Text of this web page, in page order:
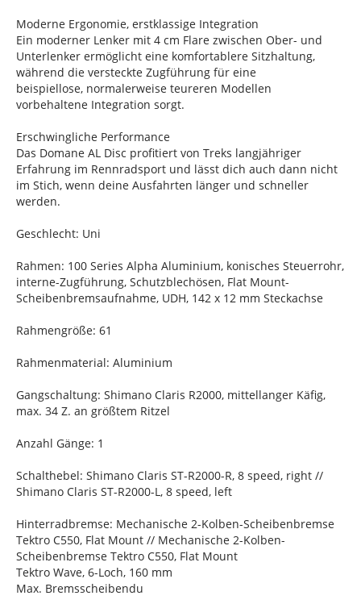
Moderne Ergonomie, erstklassige Integration
Ein moderner Lenker mit 4 cm Flare zwischen Ober- und
Unterlenker ermöglicht eine komfortablere Sitzhaltung,
während die versteckte Zugführung für eine
beispiellose, normalerweise teureren Modellen
vorbehaltene Integration sorgt.
Erschwingliche Performance
Das Domane AL Disc profitiert von Treks langjähriger
Erfahrung im Rennradsport und lässt dich auch dann nicht
im Stich, wenn deine Ausfahrten länger und schneller
werden.
Geschlecht: Uni
Rahmen: 100 Series Alpha Aluminium, konisches Steuerrohr,
interne-Zugführung, Schutzblechösen, Flat Mount-
Scheibenbremsaufnahme, UDH, 142 x 12 mm Steckachse
Rahmengröße: 61
Rahmenmaterial: Aluminium
Gangschaltung: Shimano Claris R2000, mittellanger Käfig,
max. 34 Z. an größtem Ritzel
Anzahl Gänge: 1
Schalthebel: Shimano Claris ST-R2000-R, 8 speed, right //
Shimano Claris ST-R2000-L, 8 speed, left
Hinterradbremse: Mechanische 2-Kolben-Scheibenbremse
Tektro C550, Flat Mount // Mechanische 2-Kolben-
Scheibenbremse Tektro C550, Flat Mount
Tektro Wave, 6-Loch, 160 mm
Max. Bremsscheibendu